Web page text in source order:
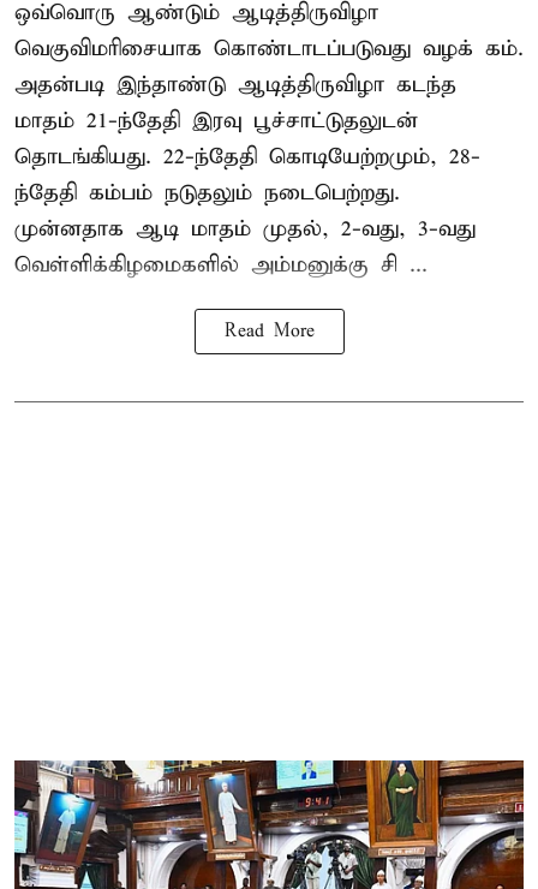
ஒவ்வொரு ஆண்டும் ஆடித்திருவிழா
வெகுவிமரிசையாக கொண்டாடப்படுவது வழக் கம்.
அதன்படி இந்தாண்டு ஆடித்திருவிழா கடந்த
மாதம் 21-ந்தேதி இரவு பூச்சாட்டுதலுடன்
தொடங்கியது. 22-ந்தேதி கொடியேற்றமும், 28-
ந்தேதி கம்பம் நடுதலும் நடைபெற்றது.
முன்னதாக ஆடி மாதம் முதல், 2-வது, 3-வது
வெள்ளிக்கிழமைகளில் அம்மனுக்கு சி ...
Read More